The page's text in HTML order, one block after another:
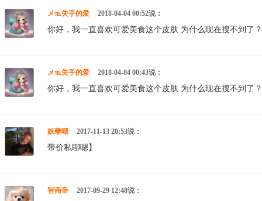
メ℡失手的爱 2018-04-04 00:52说：
你好，我一直喜欢可爱美食这个皮肤 为什么现在搜不到了？
メ℡失手的爱 2018-04-04 00:43说：
你好，我一直喜欢可爱美食这个皮肤 为什么现在搜不到了？
妖孽哦 2017-11-13 20:53说：
带价私聊嗯】
智商帝 2017-09-29 12:48说：